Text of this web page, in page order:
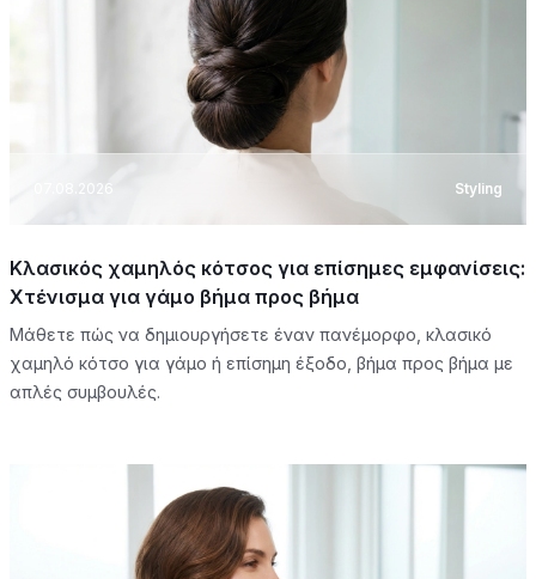
07.08.2026 Styling
Κλασικός χαμηλός κότσος για επίσημες εμφανίσεις:
Χτένισμα για γάμο βήμα προς βήμα
Μάθετε πώς να δημιουργήσετε έναν πανέμορφο, κλασικό
χαμηλό κότσο για γάμο ή επίσημη έξοδο, βήμα προς βήμα με
απλές συμβουλές.